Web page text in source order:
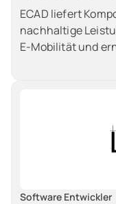
ECAD liefert
nachhaltige
E‑Mobilität und
Software Entwickler